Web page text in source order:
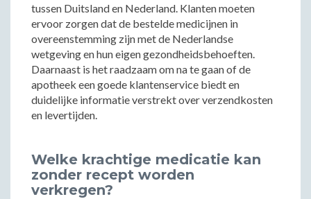
tussen Duitsland en Nederland. Klanten moeten
ervoor zorgen dat de bestelde medicijnen in
overeenstemming zijn met de Nederlandse
wetgeving en hun eigen gezondheidsbehoeften.
Daarnaast is het raadzaam om na te gaan of de
apotheek een goede klantenservice biedt en
duidelijke informatie verstrekt over verzendkosten
en levertijden.
Welke krachtige medicatie kan
zonder recept worden
verkregen?